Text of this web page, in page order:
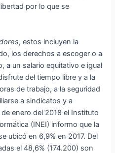
por lo que se
, estos incluyen la
los derechos a escoger o a
a un salario equitativo e igual
del tiempo libre y a la
de trabajo, a la seguridad
a sindicatos y a
enero del 2018 el Instituto
(INEI) informo que la
ubicó en 6,9% en 2017. Del
el 48,6% (174.200) son